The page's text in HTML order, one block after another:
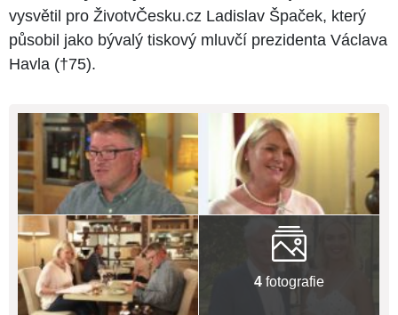
vysvětil pro ŽivotvČesku.cz Ladislav Špaček, který
působil jako bývalý tiskový mluvčí prezidenta Václava
Havla (†75).
4 fotografie